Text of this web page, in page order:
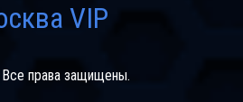
VIP
права защищены.